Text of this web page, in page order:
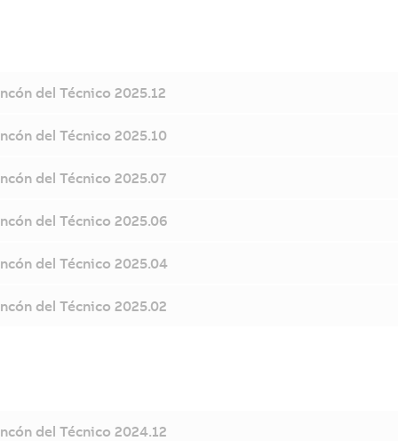
del Técnico 2025.12
del Técnico 2025.10
del Técnico 2025.07
del Técnico 2025.06
del Técnico 2025.04
del Técnico 2025.02
del Técnico 2024.12